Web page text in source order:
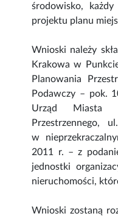
środowisko,
projektu planu
Wnioski należy
Krakowa w
Planowania
Podawczy – pok.
Urząd Miasta
Przestrzennego,
w
2011 r. – z
jednostki
nieruchomości,
Wnioski zostaną